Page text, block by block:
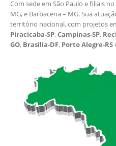
Com sede em São Paulo e filiais no
MG, e Barbacena – MG. Sua
território nacional, com projetos
Piracicaba-SP,Campinas-SP,
GO, Brasília-DF, Porto Alegre-RS